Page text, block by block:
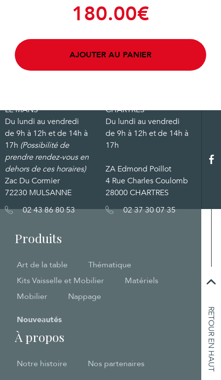
180.00€
AJOUTER AU PANIER
RETOUR EN HAUT
Produits
Art de la table
Thématique
Kits Vaisselle et Mobilier
Matériels
Mobilier
Nappage
Nouveautés
À propos
Notre histoire Nos partenaires
LE MANS
Du lundi au vendredi
de 9h à 12h et de 14h à
17h (Possibilité de
prendre rendez-vous en
dehors de ces horaires)
Zac Du Cormier
72230 MULSANNE
02 43 86 80 53
CHARTRES
Du lundi au vendredi
de 9h à 12h et de 14h à
17h
ZA Edmond Poillot
4 Rue Charles Coulomb
28000 CHARTRES
02 37 30 07 35